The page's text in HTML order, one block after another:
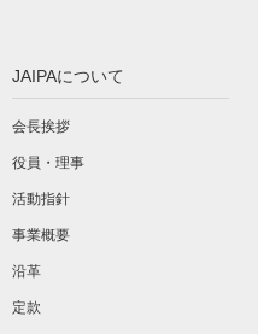
JAIPAについて
会長挨拶
役員・理事
活動指針
事業概要
沿革
定款